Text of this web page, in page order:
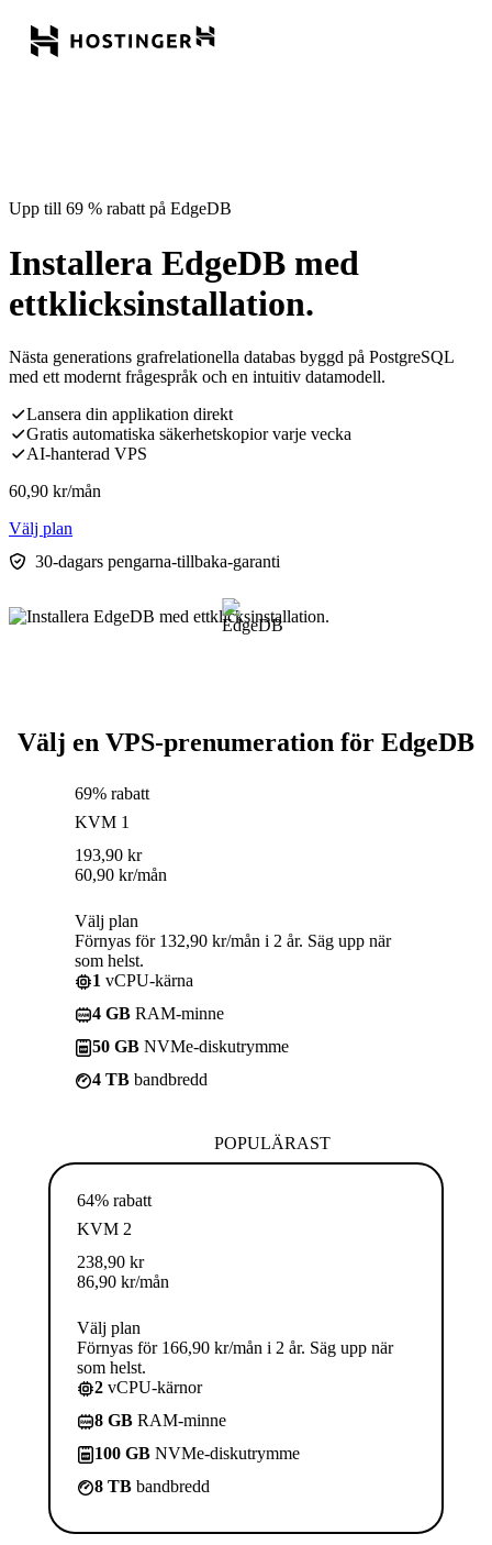
Upp till 69 % rabatt på EdgeDB
Installera EdgeDB med
ettklicksinstallation.
Nästa generations grafrelationella databas byggd på PostgreSQL
med ett modernt frågespråk och en intuitiv datamodell.
Lansera din applikation direkt
Gratis automatiska säkerhetskopior varje vecka
AI-hanterad VPS
60,90 kr/mån
Välj plan
30-dagars pengarna-tillbaka-garanti
Välj en VPS-prenumeration för EdgeDB
69% rabatt
KVM 1
193,90 kr
60,90 kr/mån
Välj plan
Förnyas för 132,90 kr/mån i 2 år. Säg upp när
som helst.
1 vCPU-kärna
4 GB RAM-minne
50 GB NVMe-diskutrymme
4 TB bandbredd
POPULÄRAST
64% rabatt
KVM 2
238,90 kr
86,90 kr/mån
Välj plan
Förnyas för 166,90 kr/mån i 2 år. Säg upp när
som helst.
2 vCPU-kärnor
8 GB RAM-minne
100 GB NVMe-diskutrymme
8 TB bandbredd